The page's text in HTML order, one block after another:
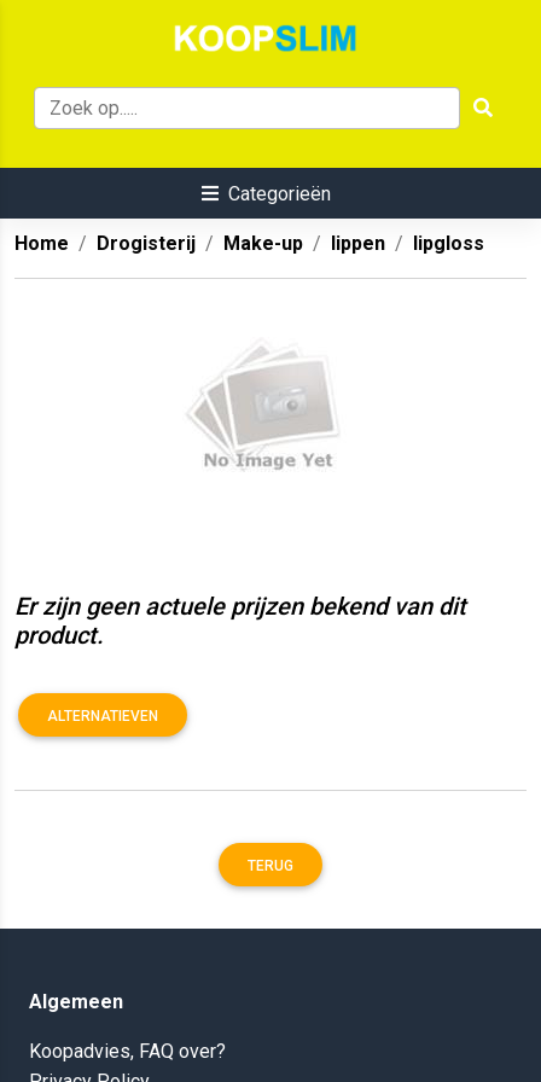
Categorieën
Home Drogisterij Make-up lippen lipgloss
Er zijn geen actuele prijzen bekend van dit
product.
ALTERNATIEVEN
TERUG
Algemeen
Koopadvies, FAQ over?